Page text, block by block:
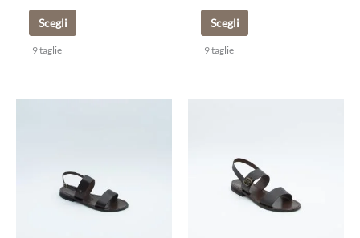
Scegli
9 taglie
Scegli
9 taglie
varianti.
Le
opzioni
più
varianti.
Le
opzioni